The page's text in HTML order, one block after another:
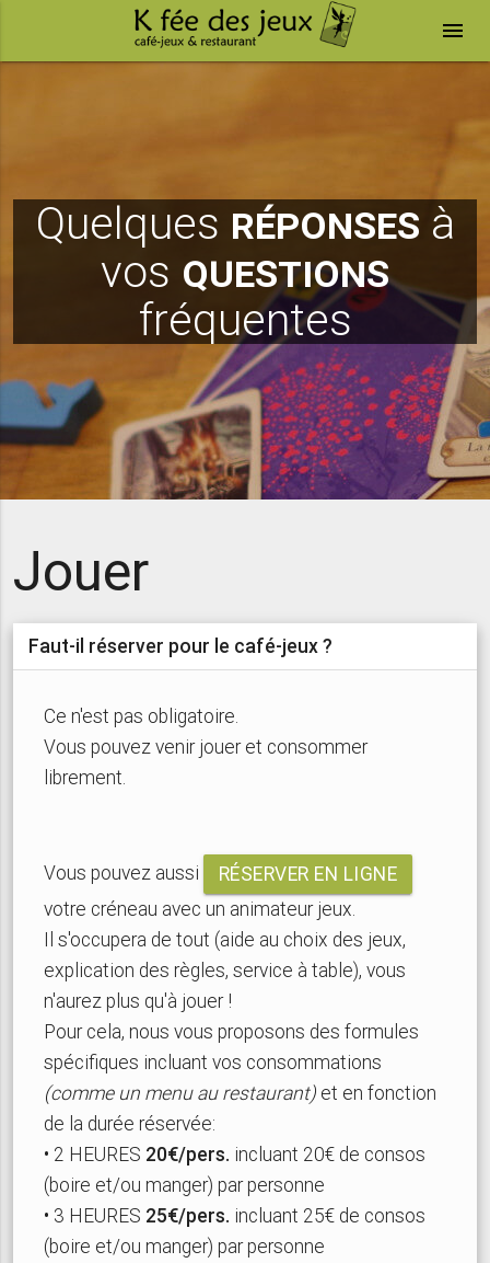
menu
Quelques réponses à
vos questions
fréquentes
Jouer
Faut-il réserver pour le café-jeux ?
Ce n'est pas obligatoire.
Vous pouvez venir jouer et consommer
librement.
Vous pouvez aussi
RÉSERVER EN LIGNE
votre créneau avec un animateur jeux.
Il s'occupera de tout (aide au choix des jeux,
explication des règles, service à table), vous
n'aurez plus qu'à jouer !
Pour cela, nous vous proposons des formules
spécifiques incluant vos consommations
(comme un menu au restaurant)et en fonction
de la durée réservée:
• 2 HEURES 20€/pers. incluant 20€ de consos
(boire et/ou manger) par personne
• 3 HEURES 25€/pers. incluant 25€ de consos
(boire et/ou manger) par personne